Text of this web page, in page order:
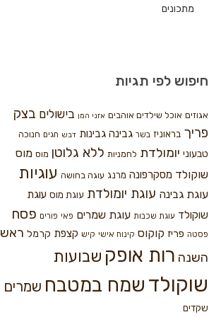
מתכונים
חיפוש לפי תגיות
אגוזים אוכל שילדים אוהבים אזני המן בישולים בצק
פריך בראוניז בשר גבינה גבינות דבש חגים חנוכה
טבעוני יומולדת לחמניות ללא גלוטן מוס מוס
שוקולד מסקרפונה מרנג עוגה בחושה עוגיות
עוגת גבינה עוגת יומולדת עוגת מוס עוגת
שוקולד עוגת שכבות עוגת שמרים פאי פורים פסח
פסטה פריז קוקוס קינוח אישי קיש קצפת קרמל ראש
השנה רות אופק שבועות
שוקולד שמח במטבח שמרים
שקדים